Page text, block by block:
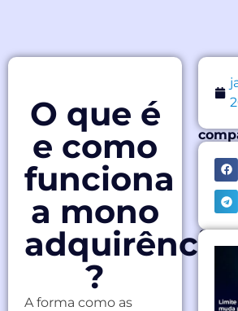
O que é
e como
funciona
a mono
adquirência
?
A forma como as